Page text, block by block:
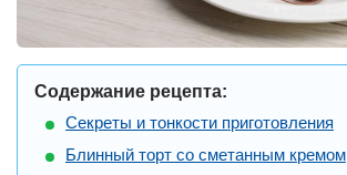
Содержание рецепта:
Секреты и тонкости приготовления
Блинный торт со сметанным кремом